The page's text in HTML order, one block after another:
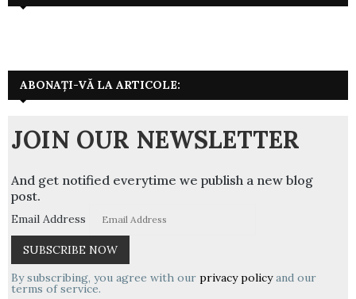
ABONAȚI-VĂ LA ARTICOLE:
JOIN OUR NEWSLETTER
And get notified everytime we publish a new blog
post.
Email Address
By subscribing, you agree with our privacy policyand our
terms of service.